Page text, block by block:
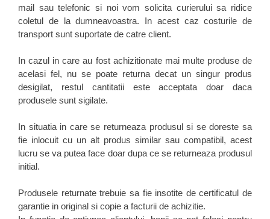
mail sau telefonic si noi vom solicita curierului sa ridice
coletul de la dumneavoastra. In acest caz costurile de
transport sunt suportate de catre client.
In cazul in care au fost achizitionate mai multe produse de
acelasi fel, nu se poate returna decat un singur produs
desigilat, restul cantitatii este acceptata doar daca
produsele sunt sigilate.
In situatia in care se returneaza produsul si se doreste sa
fie inlocuit cu un alt produs similar sau compatibil, acest
lucru se va putea face doar dupa ce se returneaza produsul
initial.
Produsele returnate trebuie sa fie insotite de certificatul de
garantie in original si copie a facturii de achizitie.